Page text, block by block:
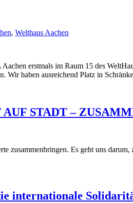
, Welthaus Aachen
erstmals im Raum 15 des
Wir haben ausreichend Platz in
AUF STADT –
zusammenbringen. Es geht uns
internationale